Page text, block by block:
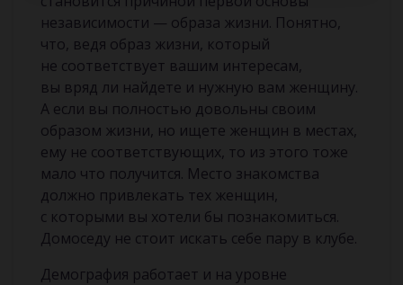
независимости — образа жизни. Понятно,
что, ведя образ жизни, который
не соответствует вашим интересам,
вы вряд ли найдете и нужную вам женщину.
А если вы полностью довольны своим
образом жизни, но ищете женщин в местах,
ему не соответствующих, то из этого тоже
мало что получится. Место знакомства
должно привлекать тех женщин,
с которыми вы хотели бы познакомиться.
Домоседу не стоит искать себе пару в клубе.
Демография работает и на уровне